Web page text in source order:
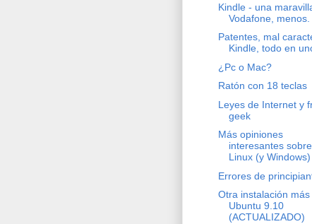
Kindle - una
Vodafone, menos.
Patentes, mal
Kindle, todo en
¿Pc o Mac?
Ratón con 18 teclas
Leyes de Internet y
geek
Más opiniones
interesantes sobre
Linux (y Windows)
Errores de
Otra instalación más
Ubuntu 9.10
(ACTUALIZADO)